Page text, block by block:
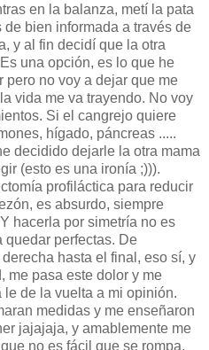
en la balanza, metí la pata
bien informada a través de
y al fin decidí que la otra
una opción, es lo que he
no voy a dejar que me
vida me va trayendo. No voy
Si el cangrejo quiere
hígado, páncreas .....
decidido dejarle la otra mama
(esto es una ironía ;))).
profiláctica para reducir
es absurdo, siempre
hacerla por simetría no es
quedar perfectas. De
hasta el final, eso sí, y
me pasa este dolor y me
de la vuelta a mi opinión.
medidas y me enseñaron
jajajaja, y amablemente me
no es fácil que se rompa,